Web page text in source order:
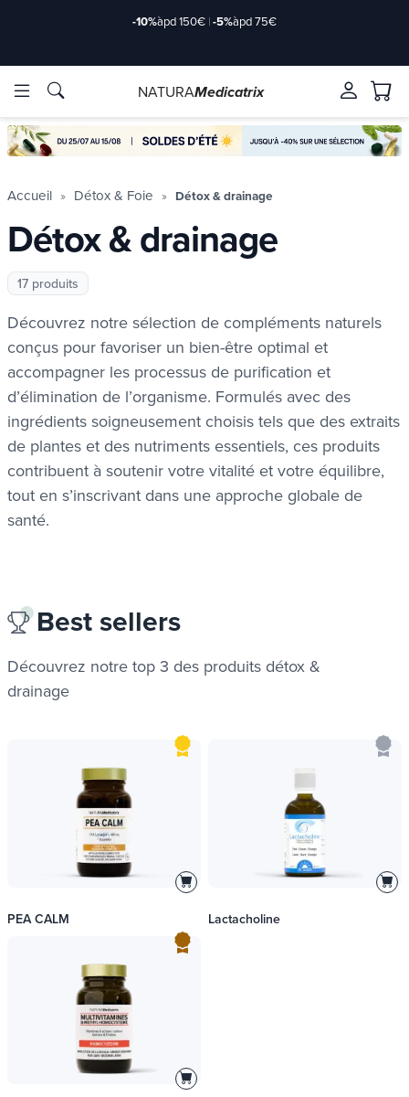
Marques
-10%àpd 150€ |-5%àpd 75€
Marques
NATURAMedicatrix
Accueil Détox & Foie Détox & drainage
Détox & drainage
17 produits
Découvrez notre sélection de compléments naturels
conçus pour favoriser un bien-être optimal et
accompagner les processus de purification et
d’élimination de l’organisme. Formulés avec des
ingrédients soigneusement choisis tels que des extraits
de plantes et des nutriments essentiels, ces produits
contribuent à soutenir votre vitalité et votre équilibre,
tout en s’inscrivant dans une approche globale de
santé.
Best sellers
Découvrez notre top 3 des produits détox &
drainage
PEA CALM Lactacholine